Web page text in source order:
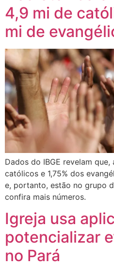
4,9 mi de
mi de
Dados do IBGE revelam
católicos e 1,75% dos
e, portanto, estão no grupo
confira mais números.
Igreja usa
potencializar
no Pará